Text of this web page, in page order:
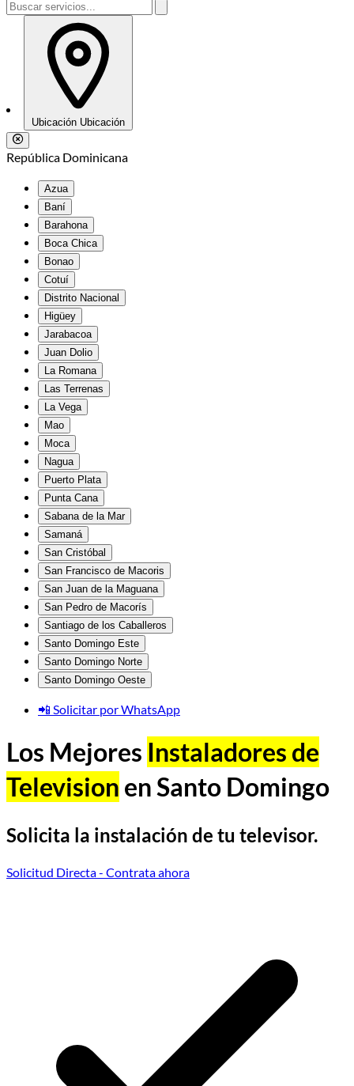
Ubicación Ubicación
República Dominicana
Azua
Baní
Barahona
Boca Chica
Bonao
Cotuí
Distrito Nacional
Higüey
Jarabacoa
Juan Dolio
La Romana
Las Terrenas
La Vega
Mao
Moca
Nagua
Puerto Plata
Punta Cana
Sabana de la Mar
Samaná
San Cristóbal
San Francisco de Macoris
San Juan de la Maguana
San Pedro de Macorís
Santiago de los Caballeros
Santo Domingo Este
Santo Domingo Norte
Santo Domingo Oeste
📲 Solicitar por WhatsApp
Los Mejores Instaladores de
Television en Santo Domingo
Solicita la instalación de tu televisor.
Solicitud Directa- Contrata ahora